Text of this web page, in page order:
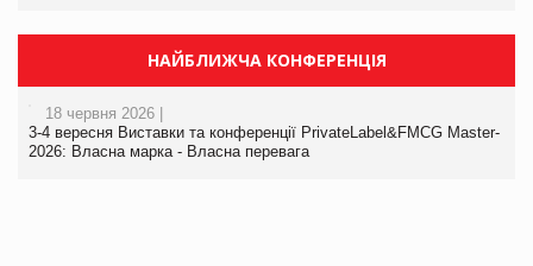
НАЙБЛИЖЧА КОНФЕРЕНЦІЯ
18 червня 2026 |
3-4 вересня Виставки та конференції PrivateLabel&FMCG Master-
2026: Власна марка - Власна перевага